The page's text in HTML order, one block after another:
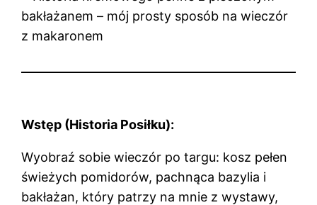
Wstęp (Historia Posiłku):
Wyobraź sobie wieczór po targu: kosz pełen
świeżych pomidorów, pachnąca bazylia i
bakłażan, który patrzy na mnie z wystawy,